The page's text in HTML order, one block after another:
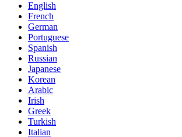
English
French
German
Portuguese
Spanish
Russian
Japanese
Korean
Arabic
Irish
Greek
Turkish
Italian